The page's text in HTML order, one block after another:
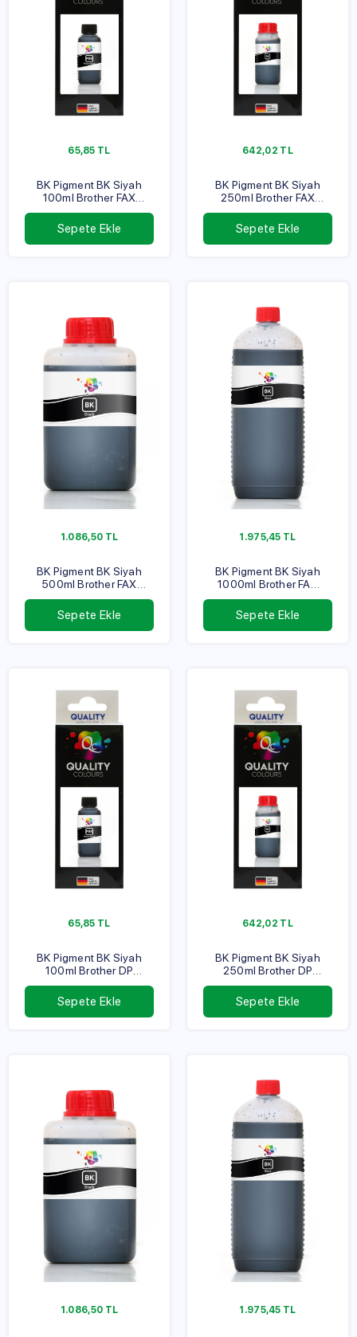
65,85 TL
BK Pigment BK Siyah
100ml Brother FAX
Serisi
Sepete Ekle
642,02 TL
BK Pigment BK Siyah
250ml Brother FAX
Serisi
Sepete Ekle
1.086,50 TL
BK Pigment BK Siyah
500ml Brother FAX
Serisi
Sepete Ekle
1.975,45 TL
BK Pigment BK Siyah
1000ml Brother FAX
Serisi
Sepete Ekle
65,85 TL
BK Pigment BK Siyah
100ml Brother DP
Serisi
Sepete Ekle
642,02 TL
BK Pigment BK Siyah
250ml Brother DP
Serisi
Sepete Ekle
1.086,50 TL 1.975,45 TL